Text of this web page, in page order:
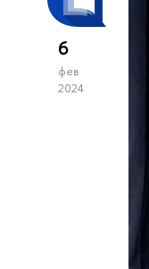
6
фев
2024